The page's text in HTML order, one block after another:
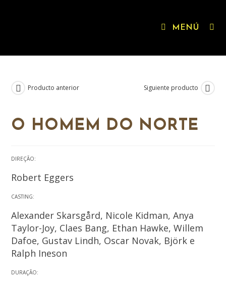
MENÚ
Producto anterior Siguiente producto
O HOMEM DO NORTE
DIREÇÃO:
Robert Eggers
CASTING:
Alexander Skarsgård, Nicole Kidman, Anya
Taylor-Joy, Claes Bang, Ethan Hawke, Willem
Dafoe, Gustav Lindh, Oscar Novak, Björk e
Ralph Ineson
DURAÇÃO: